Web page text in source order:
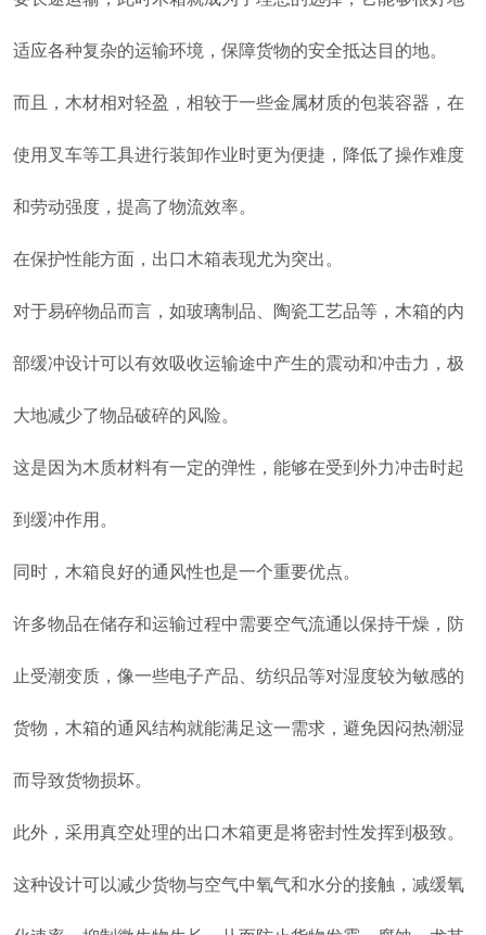
适应各种复杂的运输环境，保障货物的安全抵达目的地。
而且，木材相对轻盈，相较于一些金属材质的包装容器，在
使用叉车等工具进行装卸作业时更为便捷，降低了操作难度
和劳动强度，提高了物流效率。
在保护性能方面，出口木箱表现尤为突出。
对于易碎物品而言，如玻璃制品、陶瓷工艺品等，木箱的内
部缓冲设计可以有效吸收运输途中产生的震动和冲击力，极
大地减少了物品破碎的风险。
这是因为木质材料有一定的弹性，能够在受到外力冲击时起
到缓冲作用。
同时，木箱良好的通风性也是一个重要优点。
许多物品在储存和运输过程中需要空气流通以保持干燥，防
止受潮变质，像一些电子产品、纺织品等对湿度较为敏感的
货物，木箱的通风结构就能满足这一需求，避免因闷热潮湿
而导致货物损坏。
此外，采用真空处理的出口木箱更是将密封性发挥到极致。
这种设计可以减少货物与空气中氧气和水分的接触，减缓氧